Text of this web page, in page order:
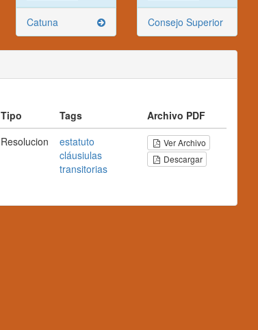
Catuna Consejo Superior
Tipo Tags
Archivo PDF
Resolucion
estatuto
cláusiulas
transitorias
Ver Archivo
Descargar